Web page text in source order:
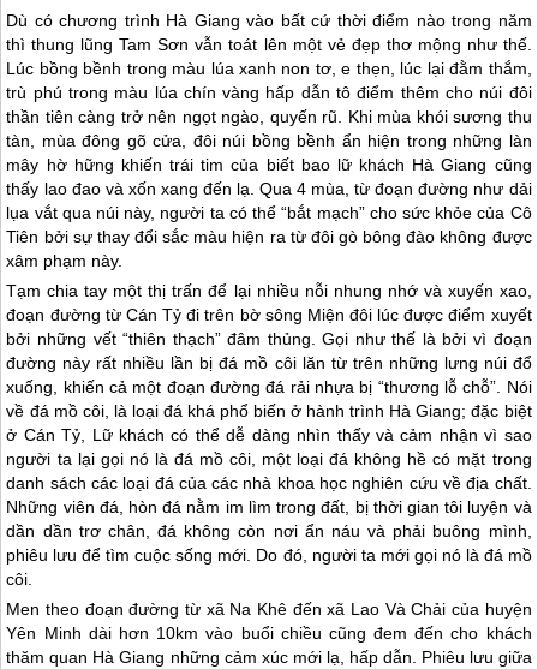
Dù có chương trình Hà Giang vào bất cứ thời điểm nào trong năm
thì thung lũng Tam Sơn vẫn toát lên một vẻ đẹp thơ mộng như thế.
Lúc bồng bềnh trong màu lúa xanh non tơ, e thẹn, lúc lại đằm thắm,
trù phú trong màu lúa chín vàng hấp dẫn tô điểm thêm cho núi đôi
thần tiên càng trở nên ngọt ngào, quyến rũ. Khi mùa khói sương thu
tàn, mùa đông gõ cửa, đôi núi bồng bềnh ẩn hiện trong những làn
mây hờ hững khiến trái tim của biết bao lữ khách Hà Giang cũng
thấy lao đao và xốn xang đến lạ. Qua 4 mùa, từ đoạn đường như dải
lụa vắt qua núi này, người ta có thể “bắt mạch” cho sức khỏe của Cô
Tiên bởi sự thay đổi sắc màu hiện ra từ đôi gò bông đào không được
xâm phạm này.
Tạm chia tay một thị trấn để lại nhiều nỗi nhung nhớ và xuyến xao,
đoạn đường từ Cán Tỷ đi trên bờ sông Miện đôi lúc được điểm xuyết
bởi những vết “thiên thạch” đâm thủng. Gọi như thế là bởi vì đoạn
đường này rất nhiều lần bị đá mồ côi lăn từ trên những lưng núi đổ
xuống, khiến cả một đoạn đường đá rải nhựa bị “thương lỗ chỗ”. Nói
về đá mồ côi, là loại đá khá phổ biến ở hành trình Hà Giang; đặc biệt
ở Cán Tỷ, Lữ khách có thể dễ dàng nhìn thấy và cảm nhận vì sao
người ta lại gọi nó là đá mồ côi, một loại đá không hề có mặt trong
danh sách các loại đá của các nhà khoa học nghiên cứu về địa chất.
Những viên đá, hòn đá nằm im lìm trong đất, bị thời gian tôi luyện và
dần dần trơ chân, đá không còn nơi ẩn náu và phải buông mình,
phiêu lưu để tìm cuộc sống mới. Do đó, người ta mới gọi nó là đá mồ
côi.
Men theo đoạn đường từ xã Na Khê đến xã Lao Và Chải của huyện
Yên Minh dài hơn 10km vào buổi chiều cũng đem đến cho khách
thăm quan Hà Giang những cảm xúc mới lạ, hấp dẫn. Phiêu lưu giữa